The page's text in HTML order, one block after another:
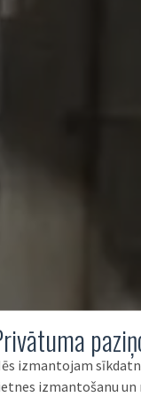
izmantojam
izmantošanu